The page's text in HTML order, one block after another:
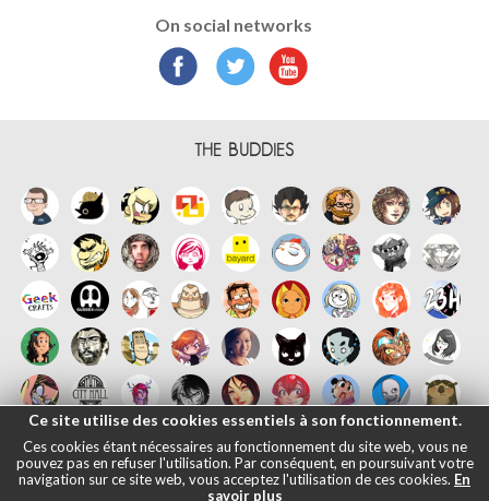
On social networks
THE BUDDIES
Ce site utilise des cookies essentiels à son fonctionnement.
Ces cookies étant nécessaires au fonctionnement du site web, vous ne
pouvez pas en refuser l'utilisation. Par conséquent, en poursuivant votre
navigation sur ce site web, vous acceptez l'utilisation de ces cookies. En
savoir plus